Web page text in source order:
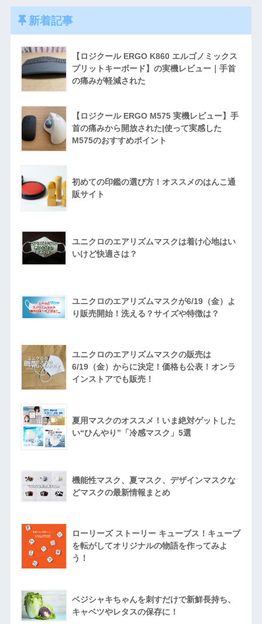
新着記事
【ロジクール ERGO K860 エルゴノミックス
プリットキーボード】の実機レビュー｜手首
の痛みが軽減された
【ロジクール ERGO M575 実機レビュー】手
首の痛みから開放された|使って実感した
M575のおすすめポイント
初めての印鑑の選び方！オススメのはんこ通
販サイト
ユニクロのエアリズムマスクは着け心地はい
いけど快適さは？
ユニクロのエアリズムマスクが6/19（金）よ
り販売開始！洗える？サイズや特徴は？
ユニクロのエアリズムマスクの販売は
6/19（金）からに決定！価格も公表！オンラ
インストアでも販売！
夏用マスクのオススメ！いま絶対ゲットした
い“ひんやり”「冷感マスク」5選
機能性マスク、夏マスク、デザインマスクな
どマスクの最新情報まとめ
ローリーズ ストーリー キューブス！キューブ
を転がしてオリジナルの物語を作ってみよ
う！
ベジシャキちゃんを刺すだけで新鮮長持ち、
キャベツやレタスの保存に！